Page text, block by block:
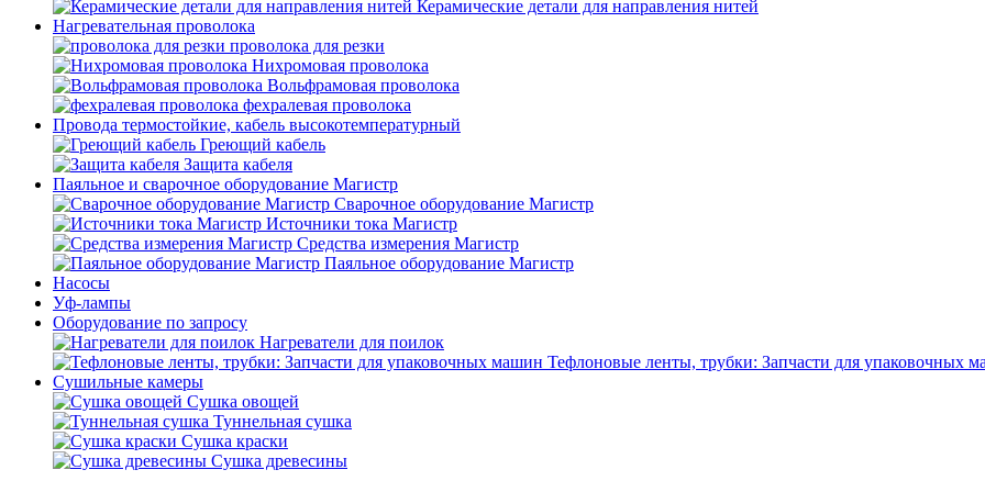
Керамические детали для направления нитей
Нагревательная проволока
проволока для резки
Нихромовая проволока
Вольфрамовая проволока
фехралевая проволока
Провода термостойкие, кабель высокотемпературный
Греющий кабель
Защита кабеля
Паяльное и сварочное оборудование Магистр
Сварочное оборудование Магистр
Источники тока Магистр
Средства измерения Магистр
Паяльное оборудование Магистр
Насосы
Уф-лампы
Оборудование по запросу
Нагреватели для поилок
Тефлоновые ленты, трубки: Запчасти для упаковочных
Сушильные камеры
Сушка овощей
Туннельная сушка
Сушка краски
Сушка древесины